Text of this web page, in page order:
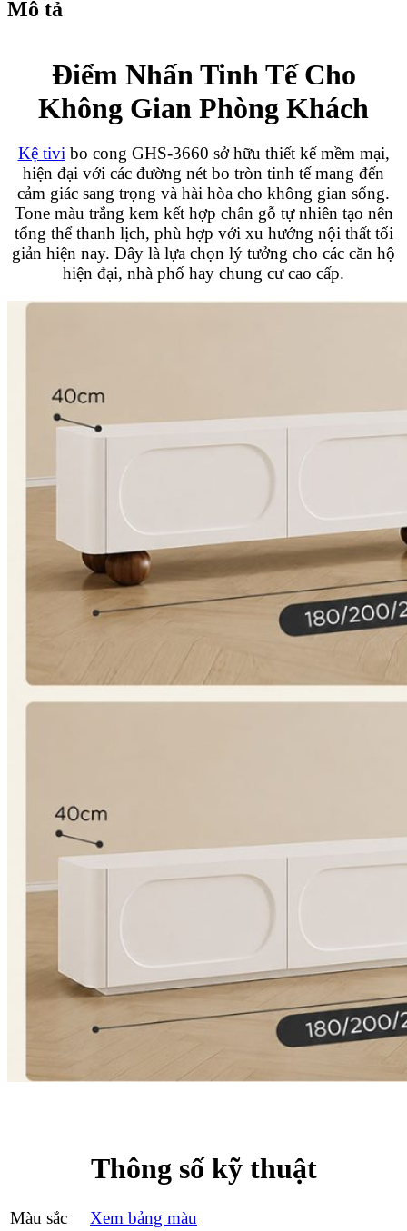
Mô tả
Điểm Nhấn Tinh Tế Cho
Không Gian Phòng Khách
Kệ tivi bo cong GHS-3660 sở hữu thiết kế mềm mại,
hiện đại với các đường nét bo tròn tinh tế mang đến
cảm giác sang trọng và hài hòa cho không gian sống.
Tone màu trắng kem kết hợp chân gỗ tự nhiên tạo nên
tổng thể thanh lịch, phù hợp với xu hướng nội thất tối
giản hiện nay. Đây là lựa chọn lý tưởng cho các căn hộ
hiện đại, nhà phố hay chung cư cao cấp.
Thông số kỹ thuật
Màu sắc
Xem bảng màu